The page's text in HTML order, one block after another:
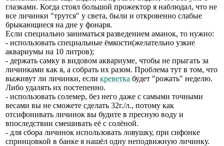
глазками. Когда стоял большой прожектор я наблюдал, что не
все личинки "трутся" у света, были и откровенно слабые
брыкающиеся на дне у фонаря.
Если специально заниматься разведением аманок, то нужно:
- использовать специальные ёмкости(желательно узкие
аквариумы на 10 литров);
- держать самку в видовом аквариуме, чтобы не прыгать за
личинками как я, а собрать их разом. Проблема тут в том, что
выживут ли личинки, если креветка будет "рожать" неделю.
Либо удалять их постепенно.
- использовать солемер, без него даже с самыми точными
весами вы не сможете сделать 32г./л., потому как
отсифонивать личинок вы будите в пресную воду и
впоследствии смешивать её с солёной.
- для сбора личинок использовать ловушку, при сифонке
спринцовкой в банке я нашёл одну неподвижную личинку.